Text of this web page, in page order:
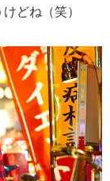
どね（笑）